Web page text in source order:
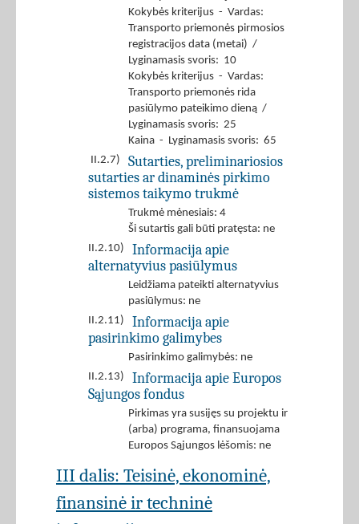
Kokybės kriterijus - Vardas:
Transporto priemonės pirmosios
registracijos data (metai) /
Lyginamasis svoris: 10
Kokybės kriterijus - Vardas:
Transporto priemonės rida
pasiūlymo pateikimo dieną /
Lyginamasis svoris: 25
Kaina - Lyginamasis svoris: 65
II.2.7)
Sutarties, preliminariosios
sutarties ar dinaminės pirkimo
sistemos taikymo trukmė
Trukmė mėnesiais: 4
Ši sutartis gali būti pratęsta: ne
II.2.10)
Informacija apie
alternatyvius pasiūlymus
Leidžiama pateikti alternatyvius
pasiūlymus: ne
II.2.11)
Informacija apie
pasirinkimo galimybes
Pasirinkimo galimybės: ne
II.2.13)
Informacija apie Europos
Sąjungos fondus
Pirkimas yra susijęs su projektu ir
(arba) programa, finansuojama
Europos Sąjungos lėšomis: ne
III dalis: Teisinė, ekonominė,
finansinė ir techninė